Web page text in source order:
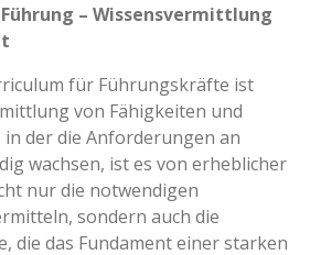
– Wissensvermittlung
für Führungskräfte ist
von Fähigkeiten und
der die Anforderungen an
wachsen, ist es von erheblicher
nur die notwendigen
sondern auch die
die das Fundament einer starken